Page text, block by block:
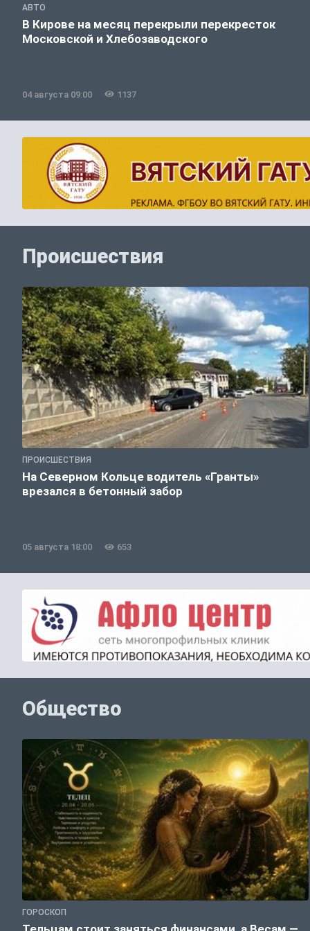
АВТО
В Кирове на месяц перекрыли перекресток
Московской и Хлебозаводского
04 августа 09:00 1137
Происшествия
ПРОИСШЕСТВИЯ
На Северном Кольце водитель «Гранты»
врезался в бетонный забор
05 августа 18:00 653
Общество
ГОРОСКОП